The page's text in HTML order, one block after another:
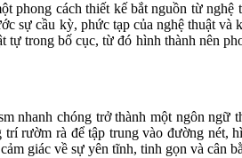
phong cách thiết kế bắt nguồn từ
sự cầu kỳ, phức tạp của nghệ thuật
trong bố cục, từ đó hình thành nên
nhanh chóng trở thành một ngôn ngữ
rườm rà để tập trung vào đường nét,
giác về sự yên tĩnh, tinh gọn và cân